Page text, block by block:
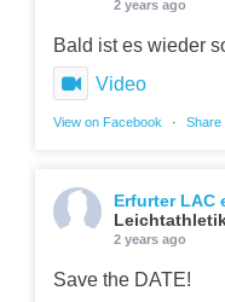
2 years ago
Bald ist es wieder
Video
View on Facebook · Share
Erfurter LAC
2 years ago
Save the DATE!